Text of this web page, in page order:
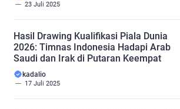
23 Juli 2025
Hasil Drawing Kualifikasi Piala Dunia
2026: Timnas Indonesia Hadapi Arab
Saudi dan Irak di Putaran Keempat
kadalio
17 Juli 2025